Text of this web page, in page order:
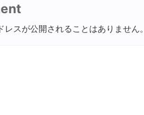
レスが公開されることはありません。